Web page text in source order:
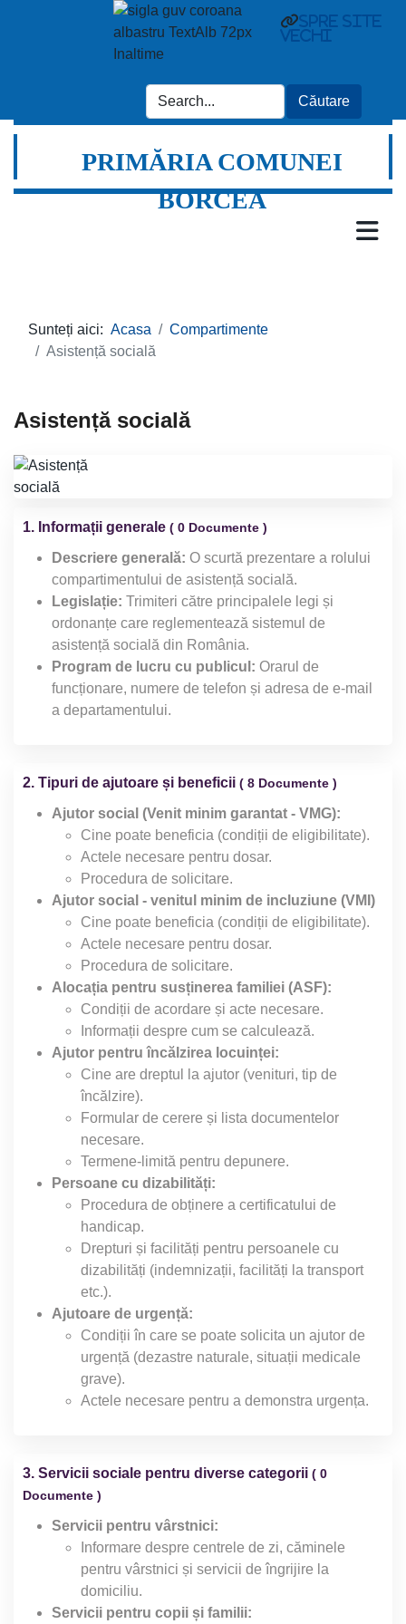
spre site
vechi
PRIMĂRIA COMUNEI
BORCEA
Sunteți aici: Acasa
Compartimente
Asistență socială
Asistență socială
1. Informații generale ( 0 Documente )
Descriere generală: O scurtă prezentare a rolului
compartimentului de asistență socială.
Legislație: Trimiteri către principalele legi și
ordonanțe care reglementează sistemul de
asistență socială din România.
Program de lucru cu publicul: Orarul de
funcționare, numere de telefon și adresa de e-mail
a departamentului.
2. Tipuri de ajutoare și beneficii ( 8 Documente )
Ajutor social (Venit minim garantat - VMG):
Cine poate beneficia (condiții de eligibilitate).
Actele necesare pentru dosar.
Procedura de solicitare.
Ajutor social - venitul minim de incluziune (VMI)
Cine poate beneficia (condiții de eligibilitate).
Actele necesare pentru dosar.
Procedura de solicitare.
Alocația pentru susținerea familiei (ASF):
Condiții de acordare și acte necesare.
Informații despre cum se calculează.
Ajutor pentru încălzirea locuinței:
Cine are dreptul la ajutor (venituri, tip de
încălzire).
Formular de cerere și lista documentelor
necesare.
Termene-limită pentru depunere.
Persoane cu dizabilități:
Procedura de obținere a certificatului de
handicap.
Drepturi și facilități pentru persoanele cu
dizabilități (indemnizații, facilități la transport
etc.).
Ajutoare de urgență:
Condiții în care se poate solicita un ajutor de
urgență (dezastre naturale, situații medicale
grave).
Actele necesare pentru a demonstra urgența.
3. Servicii sociale pentru diverse categorii ( 0
Documente )
Servicii pentru vârstnici:
Informare despre centrele de zi, căminele
pentru vârstnici și servicii de îngrijire la
domiciliu.
Servicii pentru copii și familii: